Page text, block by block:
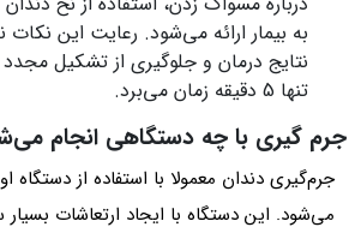
به بیمار ارائه می‌شود. رعایت این
نتایج درمان و جلوگیری از تشکیل
تنها 5 دقیقه زمان می‌برد.
جرم گیری با چه دستگاهی انجام
جرم‌گیری دندان معمولا با استفاده از دستگاه
می‌شود. این دستگاه با ایجاد ارتعاشات